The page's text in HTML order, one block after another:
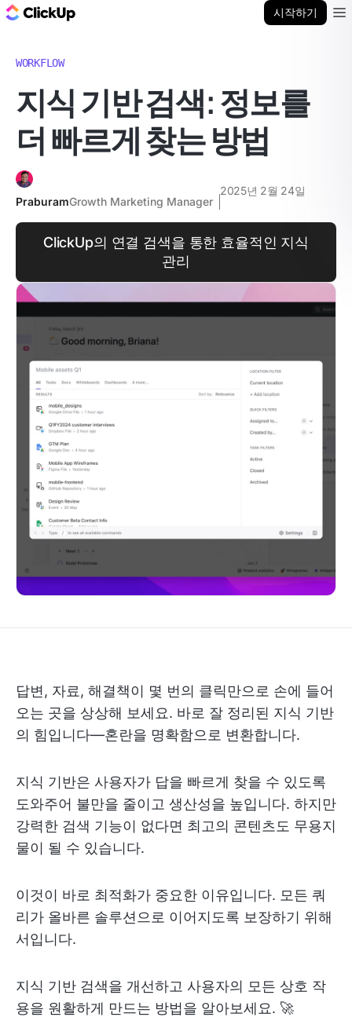
시작하기
WORKFLOW
지식 기반 검색: 정보를
더 빠르게 찾는 방법
PraburamGrowth Marketing Manager
2025년 2월 24일
ClickUp의 연결 검색을 통한 효율적인 지식
관리
답변, 자료, 해결책이 몇 번의 클릭만으로 손에 들어
오는 곳을 상상해 보세요. 바로 잘 정리된 지식 기반
의 힘입니다—혼란을 명확함으로 변환합니다.
지식 기반은 사용자가 답을 빠르게 찾을 수 있도록
도와주어 불만을 줄이고 생산성을 높입니다. 하지만
강력한 검색 기능이 없다면 최고의 콘텐츠도 무용지
물이 될 수 있습니다.
이것이 바로 최적화가 중요한 이유입니다. 모든 쿼
리가 올바른 솔루션으로 이어지도록 보장하기 위해
서입니다.
지식 기반 검색을 개선하고 사용자의 모든 상호 작
용을 원활하게 만드는 방법을 알아보세요. 🚀